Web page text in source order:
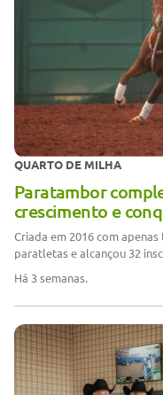
QUARTO DE MILHA
Paratambor
crescimento e
Criada em 2016 com
paratletas e alcançou 32
Há 3 semanas.